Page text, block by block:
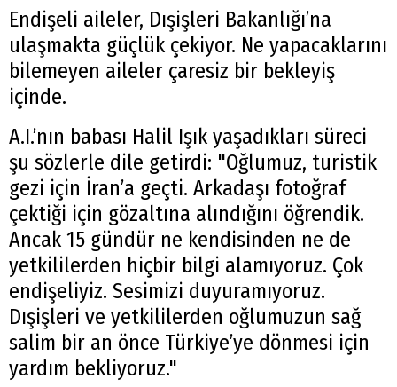
Endişeli aileler, Dışişleri Bakanlığı’na
ulaşmakta güçlük çekiyor. Ne yapacaklarını
bilemeyen aileler çaresiz bir bekleyiş
içinde.
A.I.’nın babası Halil Işık yaşadıkları süreci
şu sözlerle dile getirdi: "Oğlumuz, turistik
gezi için İran’a geçti. Arkadaşı fotoğraf
çektiği için gözaltına alındığını öğrendik.
Ancak 15 gündür ne kendisinden ne de
yetkililerden hiçbir bilgi alamıyoruz. Çok
endişeliyiz. Sesimizi duyuramıyoruz.
Dışişleri ve yetkililerden oğlumuzun sağ
salim bir an önce Türkiye’ye dönmesi için
yardım bekliyoruz."